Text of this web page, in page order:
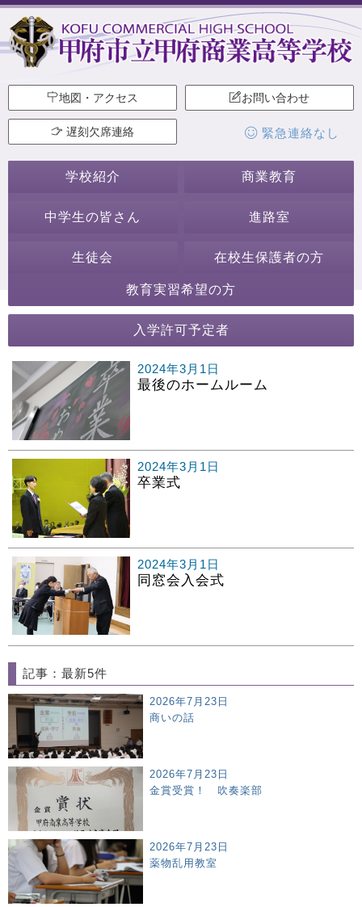
地図・アクセス お問い合わせ
遅刻欠席連絡 緊急連絡なし
学校紹介 商業教育
中学生の皆さん 進路室
生徒会 在校生保護者の方
教育実習希望の方
入学許可予定者
2024年3月1日
最後のホームルーム
2024年3月1日
卒業式
2024年3月1日
同窓会入会式
記事：最新5件
2026年7月23日
商いの話
2026年7月23日
金賞受賞！ 吹奏楽部
2026年7月23日
薬物乱用教室